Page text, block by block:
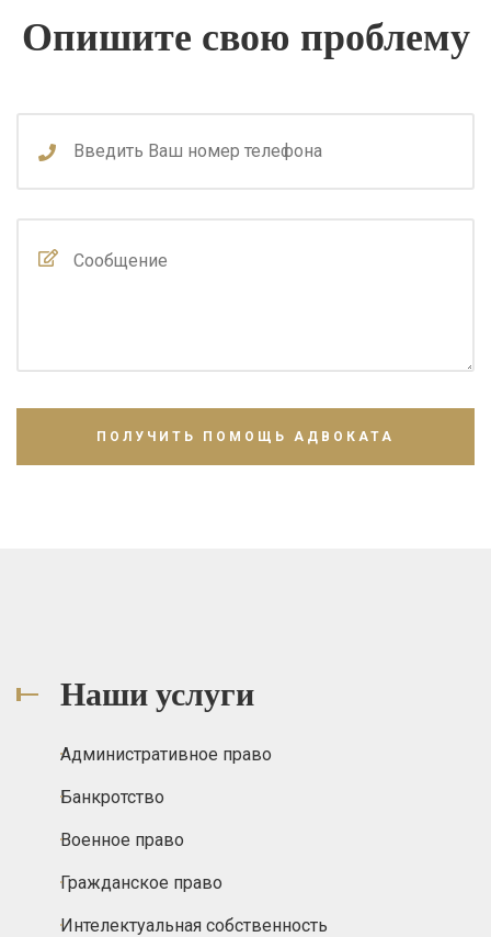
Опишите свою проблему
Наши услуги
Административное право
Банкротство
Военное право
Гражданское право
Интелектуальная собственность